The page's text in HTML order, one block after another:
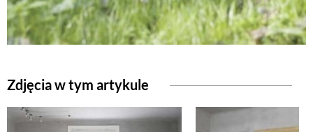
Zdjęcia w tym artykule
EKO ŻYCIE
ZWIERZĘTA DOMOWE